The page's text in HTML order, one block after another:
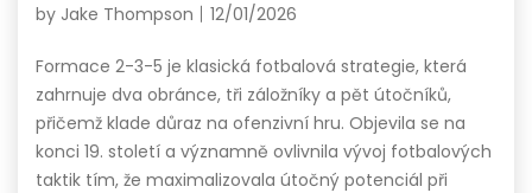
by Jake Thompson 12/01/2026
Formace 2-3-5 je klasická fotbalová strategie, která
zahrnuje dva obránce, tři záložníky a pět útočníků,
přičemž klade důraz na ofenzivní hru. Objevila se na
konci 19. století a významně ovlivnila vývoj fotbalových
taktik tím, že maximalizovala útočný potenciál při